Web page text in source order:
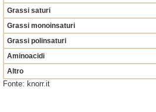
Grassi saturi
Grassi monoinsaturi
Grassi polinsaturi
Aminoacidi
Altro
Fonte: knorr.it